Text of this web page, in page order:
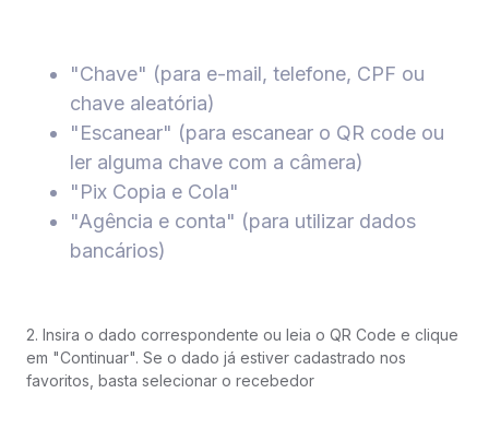
"Chave" (para e-mail, telefone, CPF ou
chave aleatória)
"Escanear" (para escanear o QR code ou
ler alguma chave com a câmera)
"Pix Copia e Cola"
"Agência e conta" (para utilizar dados
bancários)
2. Insira o dado correspondente ou leia o QR Code e clique
em "Continuar". Se o dado já estiver cadastrado nos
favoritos, basta selecionar o recebedor